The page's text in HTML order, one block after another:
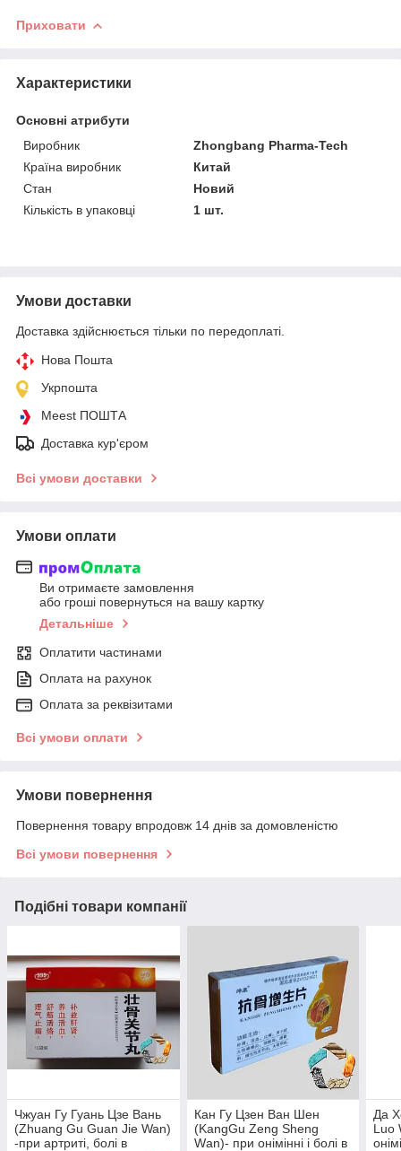
Приховати
Характеристики
Основні атрибути
Виробник
Zhongbang Pharma-Tech
Країна виробник
Китай
Стан
Новий
Кількість в упаковці
1 шт.
Умови доставки
Доставка здійснюється тільки по передоплаті.
Нова Пошта
Укрпошта
Meest ПОШТА
Доставка кур'єром
Всі умови доставки
Умови оплати
Ви отримаєте замовлення
або гроші повернуться на вашу картку
Детальніше
Оплатити частинами
Оплата на рахунок
Оплата за реквізитами
Всі умови оплати
Умови повернення
Повернення товару впродовж 14 днів за домовленістю
Всі умови повернення
Подібні товари компанії
Чжуан Гу Гуань Цзе Вань
(Zhuang Gu Guan Jie Wan)
-при артриті, болі в
Кан Гу Цзен Ван Шен
(KangGu Zeng Sheng
Wаn)- при онімінні і болі в
Да
Luo